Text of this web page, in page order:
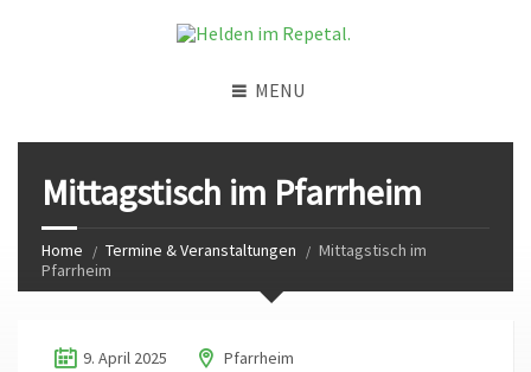
MENU
Mittagstisch im Pfarrheim
Home Termine & Veranstaltungen
Mittagstisch im
Pfarrheim
9. April 2025 Pfarrheim